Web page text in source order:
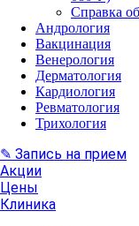
Справка
Андрология
Вакцинация
Венерология
Дерматология
Кардиология
Ревматология
Трихология
✎ Запись на прием
Акции
Цены
Клиника